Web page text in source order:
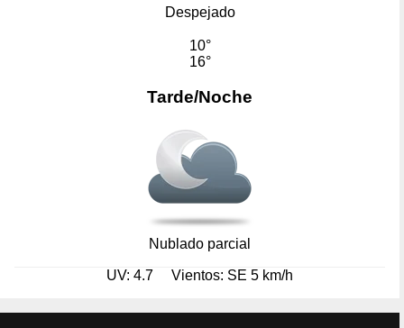
Despejado
10°
16°
Tarde/Noche
Nublado parcial
UV: 4.7 Vientos: SE 5 km/h